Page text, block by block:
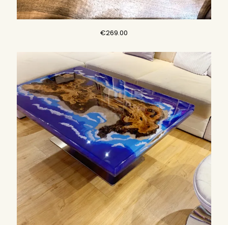
€269.00